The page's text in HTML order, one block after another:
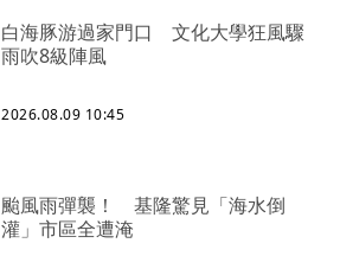
白海豚游過家門口 文化大學狂風驟
雨吹8級陣風
2026.08.09 10:45
颱風雨彈襲！ 基隆驚見「海水倒
灌」市區全遭淹